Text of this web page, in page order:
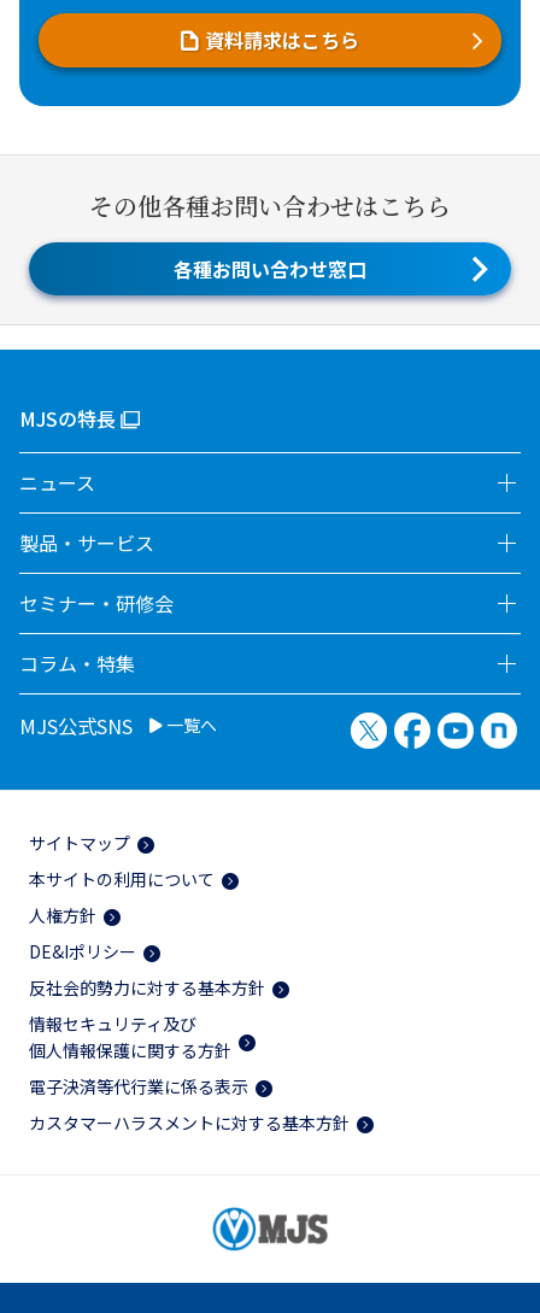
資料請求はこちら
その他各種お問い合わせはこちら
各種お問い合わせ窓口
MJSの特長
ニュース
製品・サービス
セミナー・研修会
コラム・特集
MJS公式SNS 一覧へ X（旧Twitter）
Facebook
サイトマップ
本サイトの利用について
人権方針
DE&Iポリシー
反社会的勢力に対する基本方針
情報セキュリティ及び
個人情報保護に関する方針
電子決済等代行業に係る表示
カスタマーハラスメントに対する基本方針